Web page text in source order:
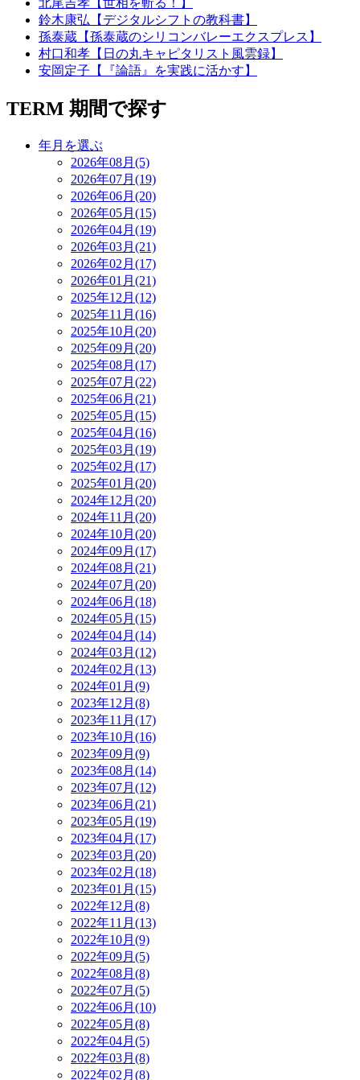
北尾吉孝【世相を斬る！】
鈴木康弘【デジタルシフトの教科書】
孫泰蔵【孫泰蔵のシリコンバレーエクスプレス】
村口和孝【日の丸キャピタリスト風雲録】
安岡定子【『論語』を実践に活かす】
TERM 期間で探す
年月を選ぶ
2026年08月(5)
2026年07月(19)
2026年06月(20)
2026年05月(15)
2026年04月(19)
2026年03月(21)
2026年02月(17)
2026年01月(21)
2025年12月(12)
2025年11月(16)
2025年10月(20)
2025年09月(20)
2025年08月(17)
2025年07月(22)
2025年06月(21)
2025年05月(15)
2025年04月(16)
2025年03月(19)
2025年02月(17)
2025年01月(20)
2024年12月(20)
2024年11月(20)
2024年10月(20)
2024年09月(17)
2024年08月(21)
2024年07月(20)
2024年06月(18)
2024年05月(15)
2024年04月(14)
2024年03月(12)
2024年02月(13)
2024年01月(9)
2023年12月(8)
2023年11月(17)
2023年10月(16)
2023年09月(9)
2023年08月(14)
2023年07月(12)
2023年06月(21)
2023年05月(19)
2023年04月(17)
2023年03月(20)
2023年02月(18)
2023年01月(15)
2022年12月(8)
2022年11月(13)
2022年10月(9)
2022年09月(5)
2022年08月(8)
2022年07月(5)
2022年06月(10)
2022年05月(8)
2022年04月(5)
2022年03月(8)
2022年02月(8)